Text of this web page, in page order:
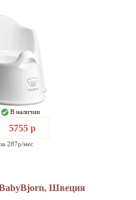
В наличии
5755 р
287р/мес
Швеция